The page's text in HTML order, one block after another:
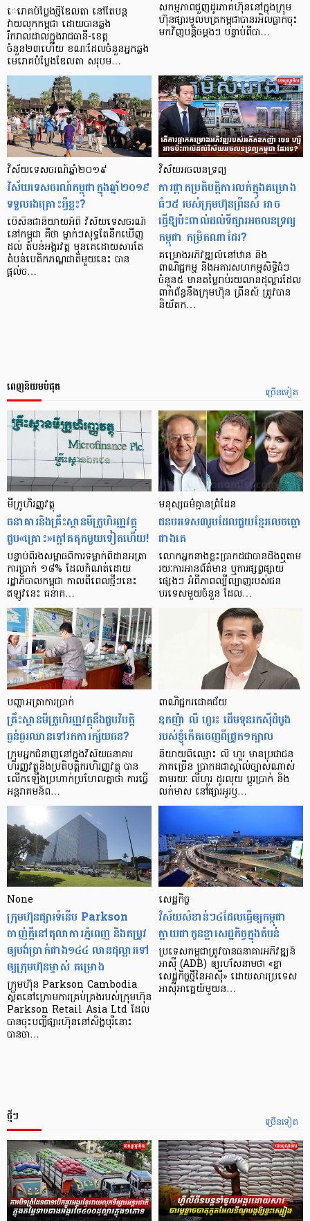
េរោគបំប្លែងថ្មីឌែលតា នៅតែបន្ត
វាយលុកកម្ពុជា ដោយបានឆ្លង
រីករាលដាលក្នុងរាជធានី-ខេត្ត
ចំនួន២៣ហើយ ខណៈដែលចំនួនអ្នកឆ្លង
មេរោគបំប្លែងឌែលតា សរុបម…
សកម្មភាពជួញដូរភាគហ៊ុននៅក្នុងក្រុម
ហ៊ុនផ្សារមូលបត្រកម្ពុជាបានរអិលធ្លាក់ចុះ
មកវិញបន្តិចម្តងៗ បន្ទាប់ពីបា…
វិស័យទេសចរណ៍ឆ្នាំ២០១៩
វិស័យទេសចរណ៍កម្ពុជាក្នុងឆ្នាំ២០១៩
ទទួលរងគ្រោះអ្វីខ្លះ?
បើសិនជានិយាយអំពី វិស័យទេសចរណ៍
នៅកម្ពុជា គឺថា ម្នាក់ៗសុទ្ធតែនឹកឃើញ
ដល់ តំបន់អង្គរវត្ត មុនគេដោយសារតែ
តំបន់បេតិកភណ្ឌជាតិមួយនេះ បាន
ផ្តល់ច…
វិស័យអចលនទ្រព្យ
ការផ្អាកប្រតិបត្តិការលក់ក្នុងគម្រោង
ធំៗ៥ របស់ក្រុមហ៊ុនព្រីនស៍ អាច
ធ្វើឱ្យប៉ះពាល់ដល់ទីផ្សារអចលនទ្រព្យ
កម្ពុជា កម្រិតណាដែរ?
គម្រោងអភិវឌ្ឍលំនៅឋាន និង
ពាណិជ្ជកម្ម និងអគារសហកម្មសិទ្ធិធំៗ
ចំនួន៥ មានតម្លៃរាប់រយលានដុល្លារដែល
ពាក់ព័ន្ធនឹងក្រុមហ៊ុន ព្រីនស៍ ត្រូវបាន
និយ័តក…
ច្រើនទៀត
ពេញនិយមបំផុត
មីក្រូ​ហិរញ្ញវត្ថុ
ធនាគារ​និង​គ្រឹះស្ថាន​មីក្រូ​ហិរញ្ញវត្ថុ​
ជួប«គ្រោះ»ក្តៅ​គគុក​មួយ​ទៀត​ហើយ!
បន្ទាប់​ពី​រង​សម្ពាធ​​ពី​ការ​ទម្លាក់​ពិដាន​អត្រា​
ការ​ប្រាក់ ១៨​% ដែល​កំណត់​ដោយ​
រដ្ឋាភិបាល​កម្ពុជា កាល​ពី​ពេល​ថ្មីៗ​នេះ
ឥឡូវ​នេះ ធនាគ…
មនុស្ស​ធម៌​គ្មាន​ព្រំដែន
ជន​បរទេស​៣​រូប​ដែល​ជួយ​ខ្មែរ​លេច​ធ្លោ​
ជាង​គេ
លោកអ្នក​នាង​ខ្លះ​ប្រាកដ​ជា​បាន​​ដឹង​ឮ​តាម​
រយៈ​ការ​អាន​ព័ត៌មាន ឬ​ការ​ផ្សព្វផ្សាយ​
ផ្សេងៗ អំពី​ភាព​ល្បីល្បាញ​របស់​ជន​
បរទេស​មួយ​ចំនួន ដែល…
បញ្ហា​អត្រា​ការប្រាក់
គ្រឹះស្ថាន​មីក្រូ​ហិរញ្ញវត្ថុ​នឹង​ជួប​វិបត្តិ​
ធ្ងន់ធ្ងរ​ឈាន​ទៅ​រក​ការ​ក្ស័យធន?
ក្រុម​អ្នក​ជំនាញ​នៅ​ក្នុង​វិស័យ​ធនាគារ
ហិរញ្ញវត្ថុ​និង​ប្រតិបត្តិករ​ហិរញ្ញ​វត្ថុ បាន​​
លើក​ឡើង​ប្រហាក់​ប្រហែល​គ្នា​ថា ការ​ធ្វើ​
អន្តរាគមន៍​ព…
ពាណិជ្ជករជោគជ័យ
ឧកញ៉ា លី ហួរ៖ ដើមទុនរកស៊ីដំបូង
របស់ខ្ញុំកើតចេញពីជ្រូក១ក្បាល
និយាយ​ពី​ឈ្មោះ លី ហួរ មាន​ប្រជាជន​
ភាគ​ច្រើន ប្រាកដ​ជា​ស្គាល់​ច្បាស់​ណាស់
តាមរយៈ លីហួរ ដូរ​លុយ ប្តូរ​បា្រក់ និង​
លក់​មាស នៅ​ផ្សារ​អូរ​ឫ…
None
ក្រុមហ៊ុនផ្សារទំនើប Parkson
ចាញ់ក្ដីនៅតុលាការភ្នំពេញ និងតម្រូវ
ឲ្យបង់ប្រាក់ជាង១៤៤ លានដុល្លារទៅ
ឲ្យក្រុមហ៊ុនម្ចាស់ គម្រោង
ក្រុមហ៊ុន Parkson Cambodia
ស្ថិតនៅក្រោមការគ្រប់គ្រងរបស់ក្រុមហ៊ុន
Parkson Retail Asia Ltd ដែល
បានចុះបញ្ចីផ្សារហ៊ុននៅសិង្ហបុរីនោះ
បានចា…
សេដ្ឋកិច្ច​
វិស័យ​សំខាន់ៗ​៤​ដែល​ធ្វើ​ឲ្យ​កម្ពុជា​
ក្លាយ​ជា​កូន​ខ្លា​សេដ្ឋកិច្ច​ក្នុង​តំបន់
ប្រទេស​កម្ពុជា​ត្រូវ​បាន​ធនាគារ​អភិវឌ្ឍន៍​
អាស៊ី (ADB) ឲ្យ​រហ័ស​នាមថា «ខ្លា​
សេដ្ឋកិច្ច​ថ្មី​នៃ​អាស៊ី» ដោយសារ​ប្រទេស​
អាស៊ី​អាគ្នេយ៍​មួយ​ន…
ច្រើនទៀត
ថ្មីៗ